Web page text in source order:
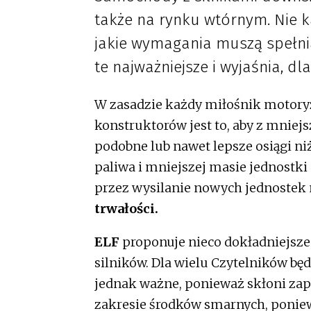
także na rynku wtórnym. Nie
jakie wymagania muszą
te najważniejsze i wyjaśnia,
W zasadzie każdy miłośnik
konstruktorów jest to, aby z
podobne lub nawet lepsze osiągi
paliwa i mniejszej masie jednostki
przez wysilanie nowych jednostek
trwałości.
ELF proponuje nieco
silników. Dla wielu Czytelników
jednak ważne, ponieważ skłoni
zakresie środków smarnych,